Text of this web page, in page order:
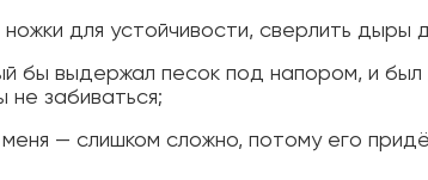
для устойчивости, сверлить дыры
бы выдержал песок под напором, и
не забиваться;
— слишком сложно, потому его